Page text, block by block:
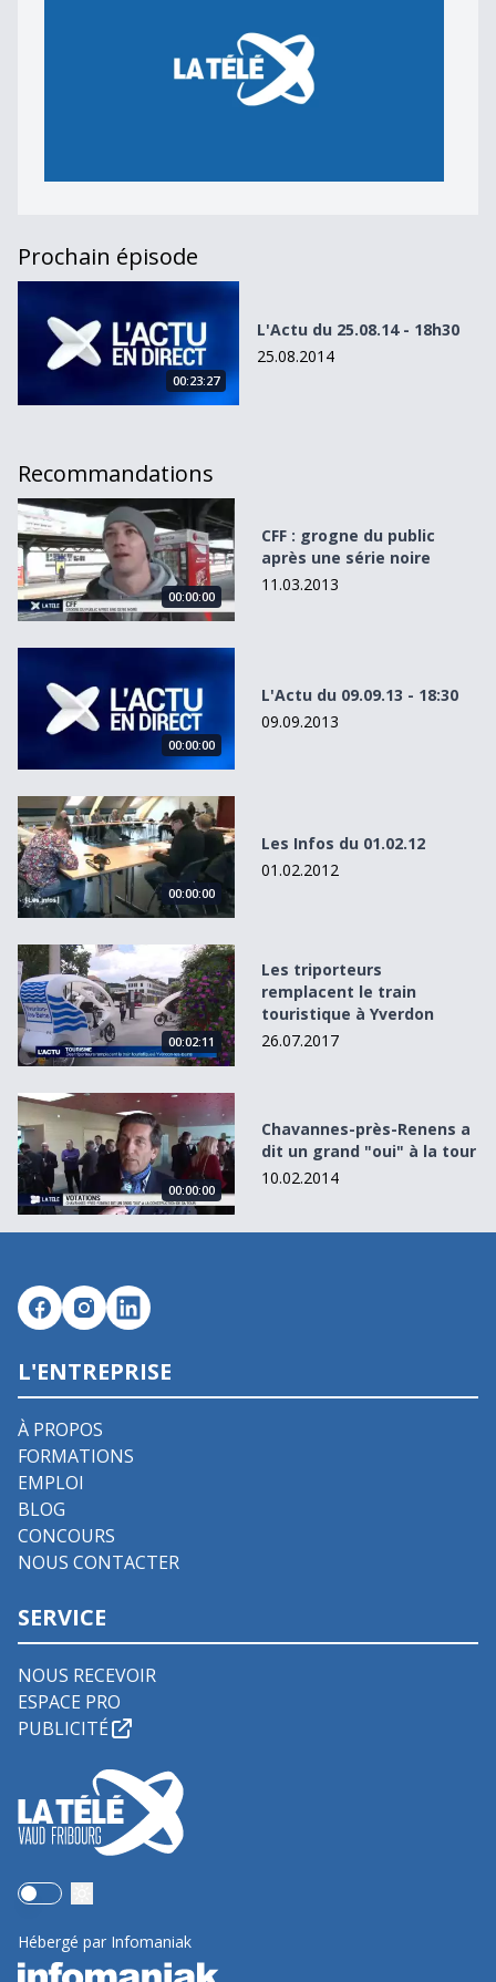
Prochain épisode
L&#039;Actu du 25.08.14 - 18h30
00:23:27
L'Actu du 25.08.14 - 18h30
25.08.2014
Recommandations
CFF : grogne du public après une série noire
00:00:00
CFF : grogne du public
après une série noire
11.03.2013
L&#039;Actu du 09.09.13 - 18:30
00:00:00
L'Actu du 09.09.13 - 18:30
09.09.2013
Les Infos du 01.02.12
00:00:00
Les Infos du 01.02.12
01.02.2012
Les triporteurs remplacent le train touristique à Yverdon
00:02:11
Les triporteurs
remplacent le train
touristique à Yverdon
26.07.2017
Chavannes-près-Renens a dit un grand &quot;oui&quot;
00:00:00
Chavannes-près-Renens a
dit un grand "oui" à la tour
10.02.2014
L'ENTREPRISE
À PROPOS
FORMATIONS
EMPLOI
BLOG
CONCOURS
NOUS CONTACTER
SERVICE
NOUS RECEVOIR
ESPACE PRO
PUBLICITÉ
Use setting
Hébergé par Infomaniak